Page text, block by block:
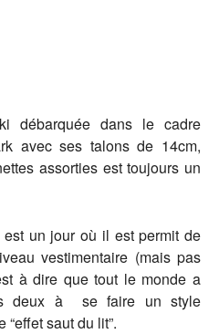
débarquée dans le cadre
avec ses talons de 14cm,
assorties est toujours un
est un jour où il est permit de
vestimentaire (mais pas
à dire que tout le monde a
deux à se faire un style
saut du lit”.